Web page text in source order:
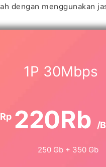
dengan menggunakan
1P 30Mbps
Rp 220Rb /
250 Gb + 350 Gb